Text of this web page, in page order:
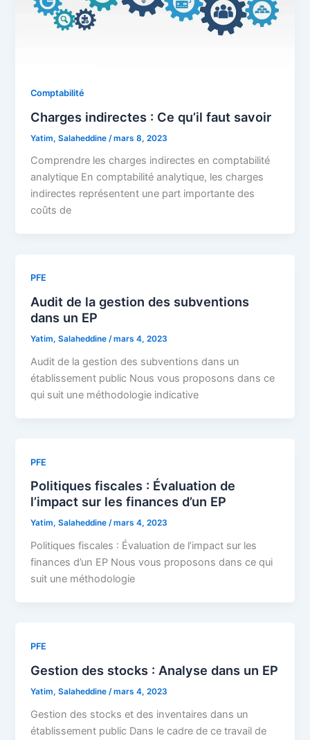
Comptabilité
Charges indirectes : Ce qu’il faut savoir
Yatim, Salaheddine /mars 8, 2023
Comprendre les charges indirectes en comptabilité
analytique En comptabilité analytique, les charges
indirectes représentent une part importante des
coûts de
PFE
Audit de la gestion des subventions
dans un EP
Yatim, Salaheddine/mars 4, 2023
Audit de la gestion des subventions dans un
établissement public Nous vous proposons dans ce
qui suit une méthodologie indicative
PFE
Politiques fiscales : Évaluation de
l’impact sur les finances d’un EP
Yatim, Salaheddine/mars 4, 2023
Politiques fiscales : Évaluation de l’impact sur les
finances d’un EP Nous vous proposons dans ce qui
suit une méthodologie
PFE
Gestion des stocks : Analyse dans un EP
Yatim, Salaheddine /mars 4, 2023
Gestion des stocks et des inventaires dans un
établissement public Dans le cadre de ce travail de